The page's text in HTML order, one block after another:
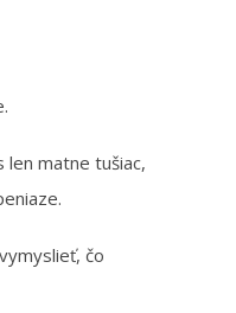
len matne tušiac,
čo